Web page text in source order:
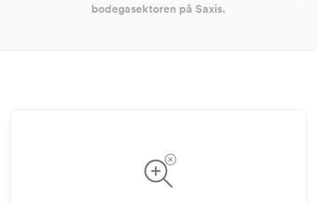
bodegasektoren på Saxis.